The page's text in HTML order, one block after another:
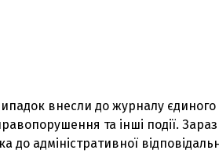
внесли до журналу єдиного
та інші події.
до адміністративної